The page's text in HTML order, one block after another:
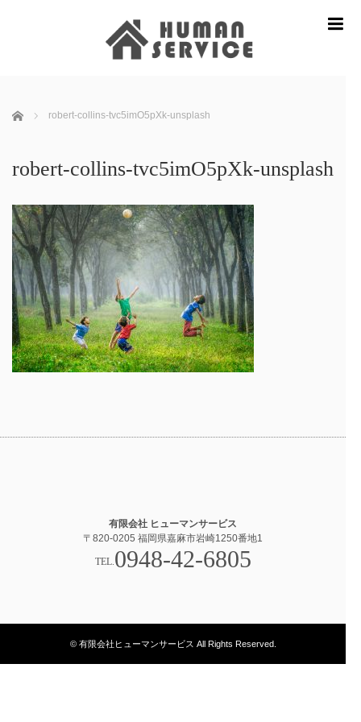
ホーム robert-collins-tvc5imO5pXk-unsplash
robert-collins-tvc5imO5pXk-unsplash
有限会社 ヒューマンサービス
〒820-0205 福岡県嘉麻市岩崎1250番地1
TEL.0948-42-6805
© 有限会社ヒューマンサービス All Rights Reserved.